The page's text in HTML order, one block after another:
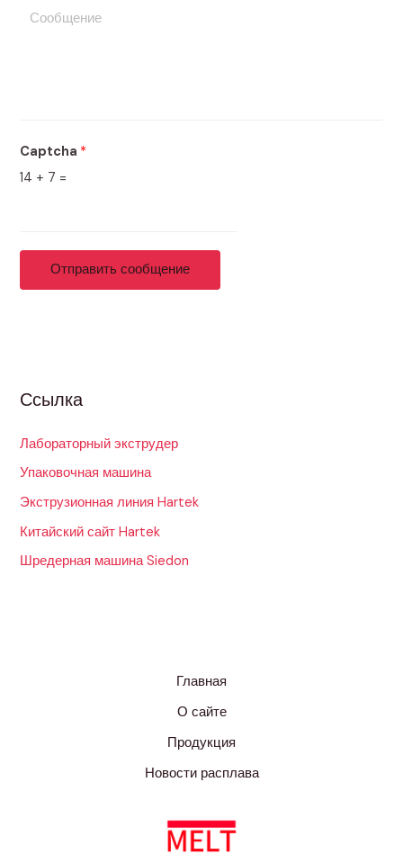
Captcha *
14 + 7 =
Отправить сообщение
Ссылка
Лабораторный экструдер
Упаковочная машина
Экструзионная линия Hartek
Китайский сайт Hartek
Шредерная машина Siedon
Главная
О сайте
Продукция
Новости расплава